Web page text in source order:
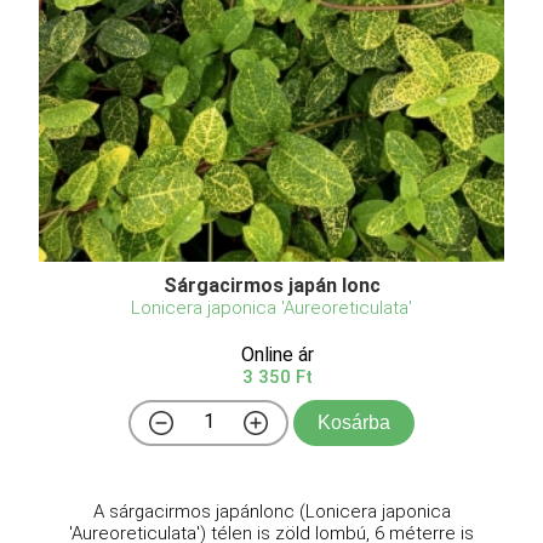
Sárgacirmos japán lonc
Lonicera japonica 'Aureoreticulata'
Online ár
3 350 Ft
Kosárba
A sárgacirmos japánlonc (Lonicera japonica
'Aureoreticulata') télen is zöld lombú, 6 méterre is